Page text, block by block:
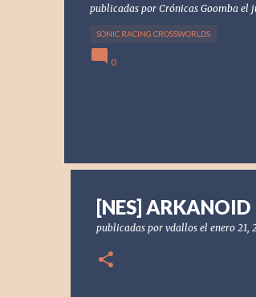
publicadas por Crónicas Goomba el
SONIC RACING CROSSWORLDS
0
[NES] ARKANOID
publicadas por vdallos el enero 21,